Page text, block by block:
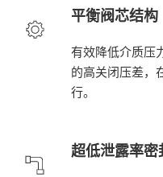
平衡阀芯结构
有效降低介质压
的高关闭压差，
行。
超低泄露率密